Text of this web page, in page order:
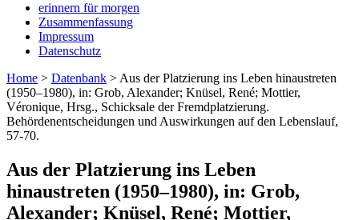
erinnern für morgen
Zusammenfassung
Impressum
Datenschutz
Home > Datenbank > Aus der Platzierung ins Leben hinaustreten
(1950–1980), in: Grob, Alexander; Knüsel, René; Mottier,
Véronique, Hrsg., Schicksale der Fremdplatzierung.
Behördenentscheidungen und Auswirkungen auf den Lebenslauf,
57-70.
Aus der Platzierung ins Leben
hinaustreten (1950–1980), in: Grob,
Alexander; Knüsel, René; Mottier,